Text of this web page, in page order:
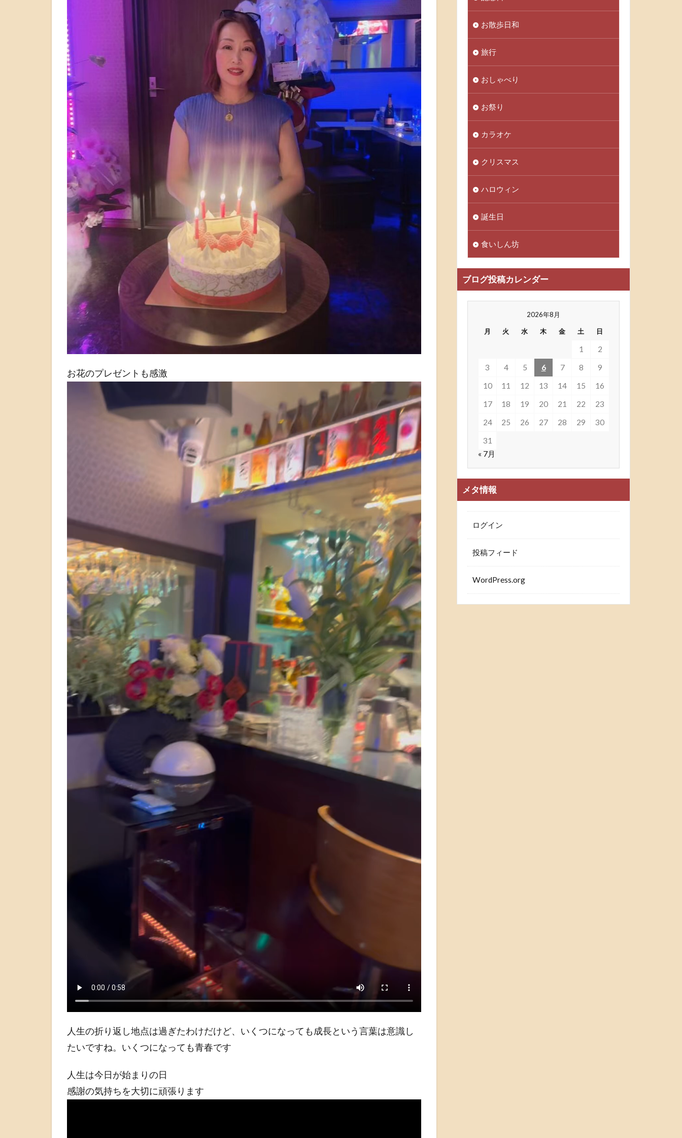
お花のプレゼントも感激
人生の折り返し地点は過ぎたわけだけど、いくつになっても成長という言葉は意識し
たいですね。いくつになっても青春です
人生は今日が始まりの日
感謝の気持ちを大切に頑張ります
お散歩日和
旅行
おしゃべり
お祭り
カラオケ
クリスマス
ハロウィン
誕生日
食いしん坊
ブログ投稿カレンダー
2026年8月
月 火 水 木 金 土 日
1
2
3
4 5 6 7 8
9
10
11 12 13 14 15
16
17
18 19 20 21 22
23
24
25 26 27 28 29
30
31
« 7月
メタ情報
ログイン
投稿フィード
WordPress.org